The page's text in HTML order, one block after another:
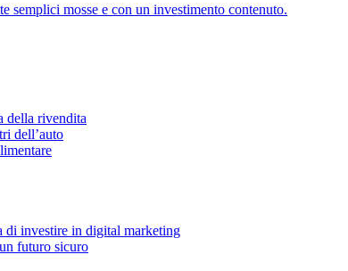
mosse e con un investimento contenuto.
della rivendita
dell’auto
di investire in digital marketing
futuro sicuro